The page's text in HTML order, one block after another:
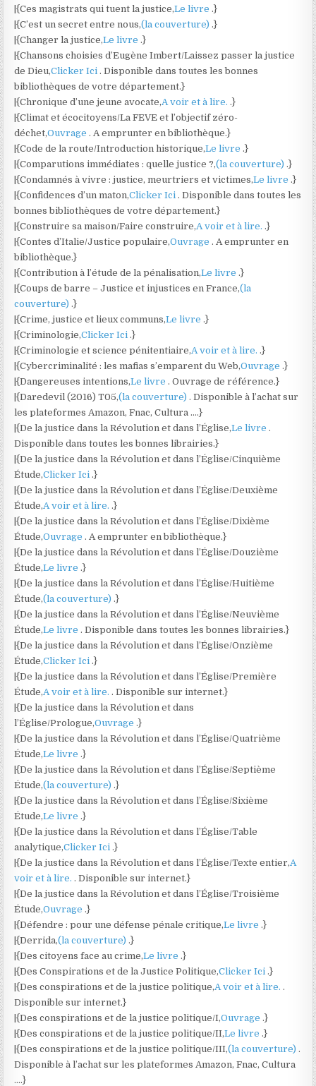
|{Ces magistrats qui tuent la justice,Le livre .}
|{C’est un secret entre nous,(la couverture) .}
|{Changer la justice,Le livre .}
|{Chansons choisies d’Eugène Imbert/Laissez passer la justice
de Dieu,Clicker Ici . Disponible dans toutes les bonnes
bibliothèques de votre département.}
|{Chronique d’une jeune avocate,A voir et à lire. .}
|{Climat et écocitoyens/La FEVE et l’objectif zéro-
déchet,Ouvrage . A emprunter en bibliothèque.}
|{Code de la route/Introduction historique,Le livre .}
|{Comparutions immédiates : quelle justice ?,(la couverture) .}
|{Condamnés à vivre : justice, meurtriers et victimes,Le livre .}
|{Confidences d’un maton,Clicker Ici . Disponible dans toutes les
bonnes bibliothèques de votre département.}
|{Construire sa maison/Faire construire,A voir et à lire. .}
|{Contes d’Italie/Justice populaire,Ouvrage . A emprunter en
bibliothèque.}
|{Contribution à l’étude de la pénalisation,Le livre .}
|{Coups de barre – Justice et injustices en France,(la
couverture) .}
|{Crime, justice et lieux communs,Le livre .}
|{Criminologie,Clicker Ici .}
|{Criminologie et science pénitentiaire,A voir et à lire. .}
|{Cybercriminalité : les mafias s’emparent du Web,Ouvrage .}
|{Dangereuses intentions,Le livre . Ouvrage de référence.}
|{Daredevil (2016) T05,(la couverture) . Disponible à l’achat sur
les plateformes Amazon, Fnac, Cultura ….}
|{De la justice dans la Révolution et dans l’Église,Le livre .
Disponible dans toutes les bonnes librairies.}
|{De la justice dans la Révolution et dans l’Église/Cinquième
Étude,Clicker Ici .}
|{De la justice dans la Révolution et dans l’Église/Deuxième
Étude,A voir et à lire. .}
|{De la justice dans la Révolution et dans l’Église/Dixième
Étude,Ouvrage . A emprunter en bibliothèque.}
|{De la justice dans la Révolution et dans l’Église/Douzième
Étude,Le livre .}
|{De la justice dans la Révolution et dans l’Église/Huitième
Étude,(la couverture) .}
|{De la justice dans la Révolution et dans l’Église/Neuvième
Étude,Le livre . Disponible dans toutes les bonnes librairies.}
|{De la justice dans la Révolution et dans l’Église/Onzième
Étude,Clicker Ici .}
|{De la justice dans la Révolution et dans l’Église/Première
Étude,A voir et à lire. . Disponible sur internet.}
|{De la justice dans la Révolution et dans
l’Église/Prologue,Ouvrage .}
|{De la justice dans la Révolution et dans l’Église/Quatrième
Étude,Le livre .}
|{De la justice dans la Révolution et dans l’Église/Septième
Étude,(la couverture) .}
|{De la justice dans la Révolution et dans l’Église/Sixième
Étude,Le livre .}
|{De la justice dans la Révolution et dans l’Église/Table
analytique,Clicker Ici .}
|{De la justice dans la Révolution et dans l’Église/Texte entier,A
voir et à lire. . Disponible sur internet.}
|{De la justice dans la Révolution et dans l’Église/Troisième
Étude,Ouvrage .}
|{Défendre : pour une défense pénale critique,Le livre .}
|{Derrida,(la couverture) .}
|{Des citoyens face au crime,Le livre .}
|{Des Conspirations et de la Justice Politique,Clicker Ici .}
|{Des conspirations et de la justice politique,A voir et à lire. .
Disponible sur internet.}
|{Des conspirations et de la justice politique/I,Ouvrage .}
|{Des conspirations et de la justice politique/II,Le livre .}
|{Des conspirations et de la justice politique/III,(la couverture) .
Disponible à l’achat sur les plateformes Amazon, Fnac, Cultura
….}